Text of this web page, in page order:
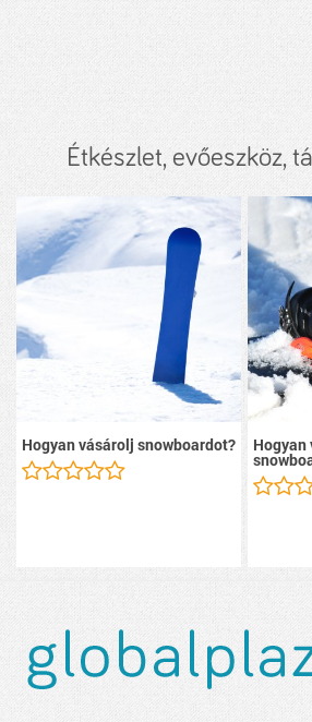
Étkészlet, evőeszköz,
Hogyan vásárolj snowboardot? Hogyan